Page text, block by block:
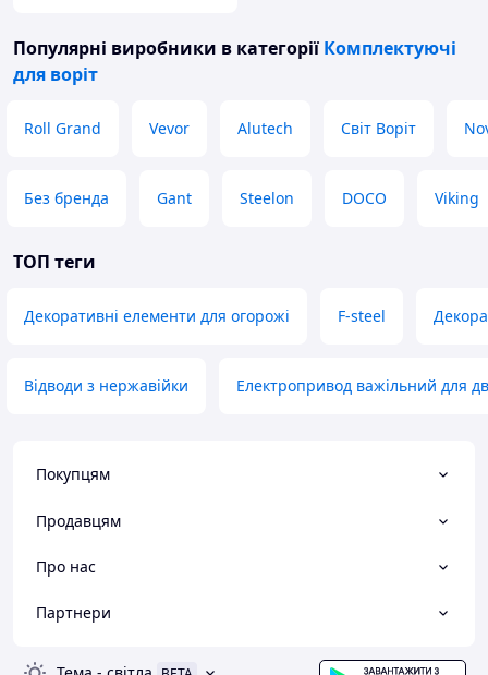
Популярні виробники в категорії Комплектуючі
для воріт
Roll Grand Vevor Alutech Світ Воріт
Без бренда Gant Steelon DOCO Viking
ТОП теги
Декоративні елементи для огорожі F-steel
Відводи з нержавійки Електропривод важільний для
Покупцям
Продавцям
Про нас
Партнери